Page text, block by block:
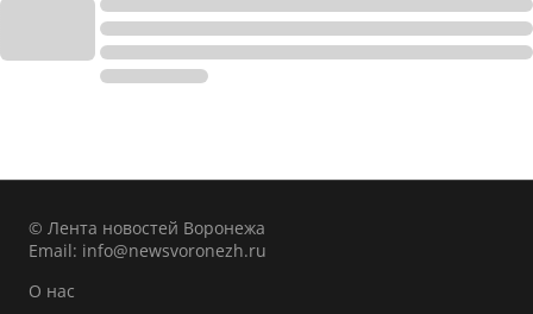
© Лента новостей Воронежа
Email: info@newsvoronezh.ru
О нас